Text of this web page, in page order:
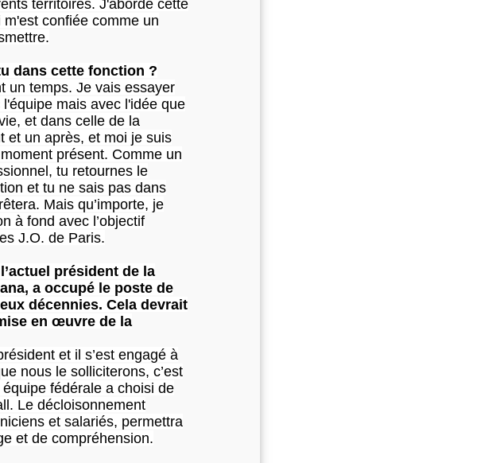
territoires. J'aborde cette
confiée comme un
dans cette fonction ?
un temps. Je vais essayer
mais avec l'idée que
et dans celle de la
et un après, et moi je suis
présent. Comme un
tu retournes le
et tu ne sais pas dans
Mais qu’importe, je
à fond avec l’objectif
J.O. de Paris.
président de la
a occupé le poste de
décennies. Cela devrait
en œuvre de la
et il s’est engagé à
nous le solliciterons, c’est
fédérale a choisi de
Le décloisonnement
et salariés, permettra
et de compréhension.